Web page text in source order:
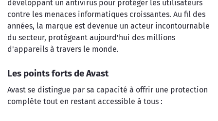
développant un antivirus pour protéger les utilisateurs
contre les menaces informatiques croissantes. Au fil des
années, la marque est devenue un acteur incontournable
du secteur, protégeant aujourd'hui des millions
d'appareils à travers le monde.
Les points forts de Avast
Avast se distingue par sa capacité à offrir une protection
complète tout en restant accessible à tous :